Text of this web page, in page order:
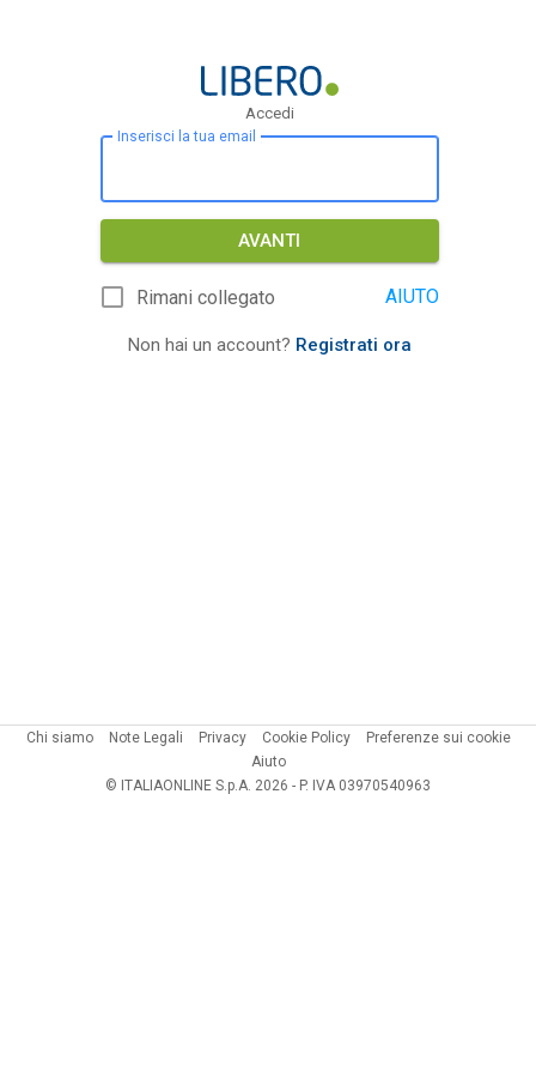
Accedi
Inserisci la tua email
AVANTI
Rimani collegato AIUTO
Non hai un account? Registrati ora
Chi siamo Note Legali Privacy Cookie Policy
Preferenze sui cookie
Aiuto
© ITALIAONLINE S.p.A. 2026 - P. IVA 03970540963